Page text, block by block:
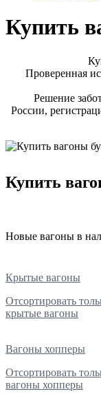
Купить
Проверенная
Решение
России,
Купить
Новые вагоны в
Крытые вагоны
Отсортировать
крытые вагоны
Вагоны хопперы
Отсортировать
вагоны хопперы